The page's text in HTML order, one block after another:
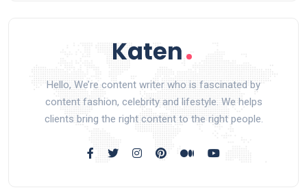
Hello, We’re content writer who is fascinated by
content fashion, celebrity and lifestyle. We helps
clients bring the right content to the right people.